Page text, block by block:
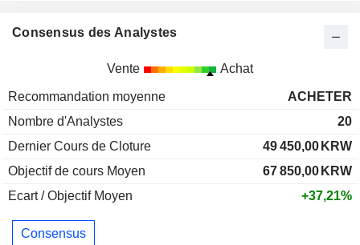
Consensus des Analystes
Vente Achat
Recommandation moyenne
ACHETER
Nombre d'Analystes
20
Dernier Cours de Cloture
49 450,00 KRW
Objectif de cours Moyen
67 850,00 KRW
Ecart / Objectif Moyen
+37,21%
Consensus